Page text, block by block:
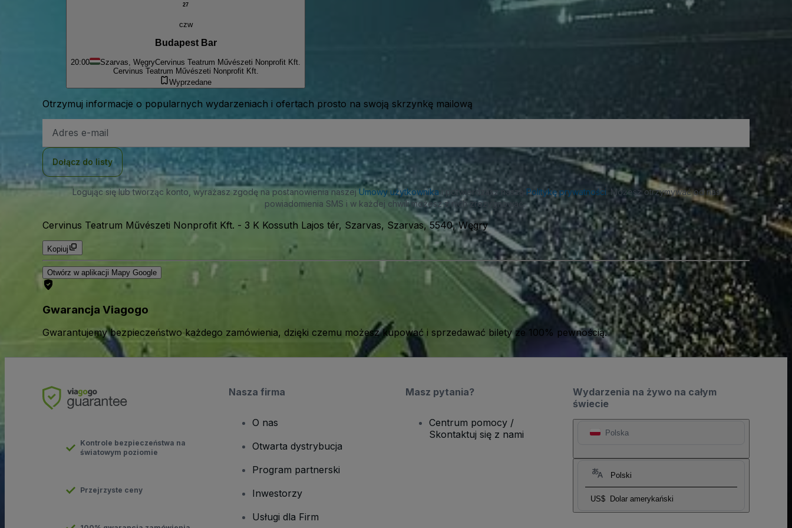
27
czw
Budapest Bar
20:00 Szarvas, WęgryCervinus Teatrum Művészeti Nonprofit Kft.
Cervinus Teatrum Művészeti Nonprofit Kft.
Wyprzedane
Otrzymuj informacje o popularnych wydarzeniach i ofertach prosto na swoją skrzynkę mailową
e-
Dołącz do listy
Logując się lub tworząc konto, wyrażasz zgodę na postanowienia naszejUmowy użytkownika i potwierdzasz naszą Politykę prywatności . Możesz otrzymywać od nas
powiadomienia SMS i w każdej chwili możesz z nich zrezygnować.
Cervinus Teatrum Művészeti Nonprofit Kft. - 3 K Kossuth Lajos tér, Szarvas, Szarvas, 5540, Węgry
Kopiuj
Otwórz w aplikacji Mapy Google
Gwarancja Viagogo
Gwarantujemy bezpieczeństwo każdego zamówienia, dzięki czemu możesz kupować i sprzedawać bilety ze 100% pewnością.
Wydarzenia na żywo na całym
świecie
Polska
Polski
US$ Dolar amerykański
Kontrole bezpieczeństwa na
światowym poziomie
Przejrzyste ceny
Nasza firma
O nas
Otwarta dystrybucja
Program partnerski
Inwestorzy
Usługi dla Firm
Masz pytania?
Centrum pomocy /
Skontaktuj się z nami